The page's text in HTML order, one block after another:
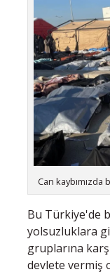
Can kaybımızda
Bu Türkiye'de
yolsuzluklara
gruplarına
devlete vermiş